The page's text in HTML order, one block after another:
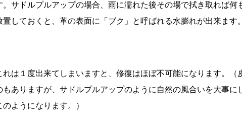
。サドルプルアップの場合、雨に濡れた後その場で拭き取れば何
置しておくと、革の表面に「ブク」と呼ばれる水膨れが出来ま
れは１度出来てしまいますと、修復はほぼ不可能になります。（
もありますが、サドルプルアップのように自然の風合いを大事に
のようになります。）